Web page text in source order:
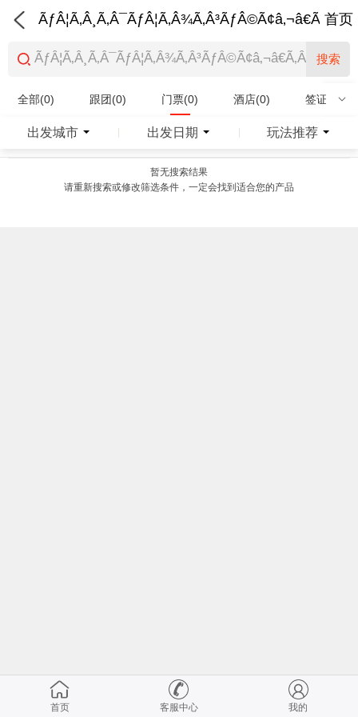
首页
搜索
全部(0) 跟团(0) 门票(0) 酒店(0) 签证(0)
特产商品(0)
出发城市 出发日期 玩法推荐
暂无搜索结果
请重新搜索或修改筛选条件，一定会找到适合您的产品
首页 客服中心 我的